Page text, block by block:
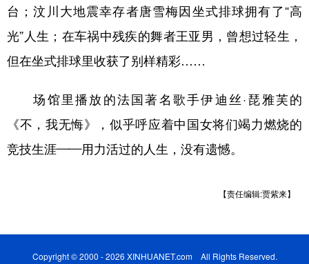
台；汶川大地震幸存者唐雪梅因坐式排球拥有了“高
光”人生；在车祸中残疾的舞者王亚男，曾想过轻生，
但在坐式排球里收获了别样精彩……
场馆里播放的法国著名歌手伊迪丝·琵雅芙的
《不，我无悔》，似乎呼应着中国女将们竭力燃烧的
竞技生涯——用力活过的人生，没有遗憾。
【责任编辑:贾紫来】
Copyright © 2000 - 2026 XINHUANET.com All Rights Reserved.